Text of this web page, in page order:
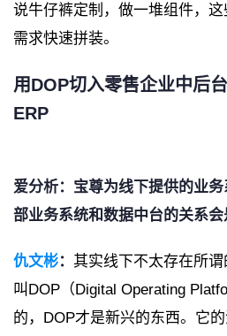
说牛仔裤定制，做一堆组件，
需求快速拼装。
用DOP切入零售企业中后
ERP
爱分析：宝尊为线下提供的业
部业务系统和数据中台的关系会
仇文彬： 其实线下不太存在所谓
叫DOP（Digital Operating
的，DOP才是新兴的东西。它